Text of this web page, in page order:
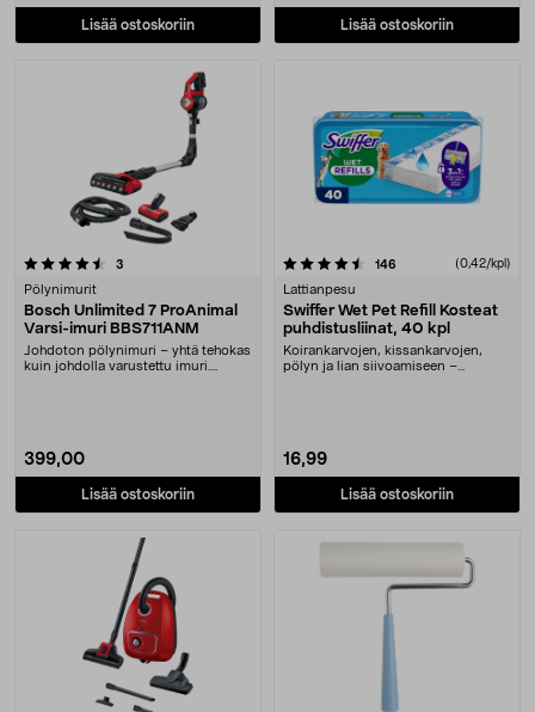
Lisää ostoskoriin Lisää ostoskoriin
3
Pölynimurit
Bosch Unlimited 7 ProAnimal
Varsi-imuri BBS711ANM
Johdoton pölynimuri – yhtä tehokas
kuin johdolla varustettu imuri.
399,00
Lisää ostoskoriin
4.5 viidestä tähdestä 146 (0,42/kpl)
Lattianpesu
Swiffer Wet Pet Refill Kosteat
puhdistusliinat, 40 kpl
Koirankarvojen, kissankarvojen,
pölyn ja lian siivoamiseen –
16,99
Lisää ostoskoriin